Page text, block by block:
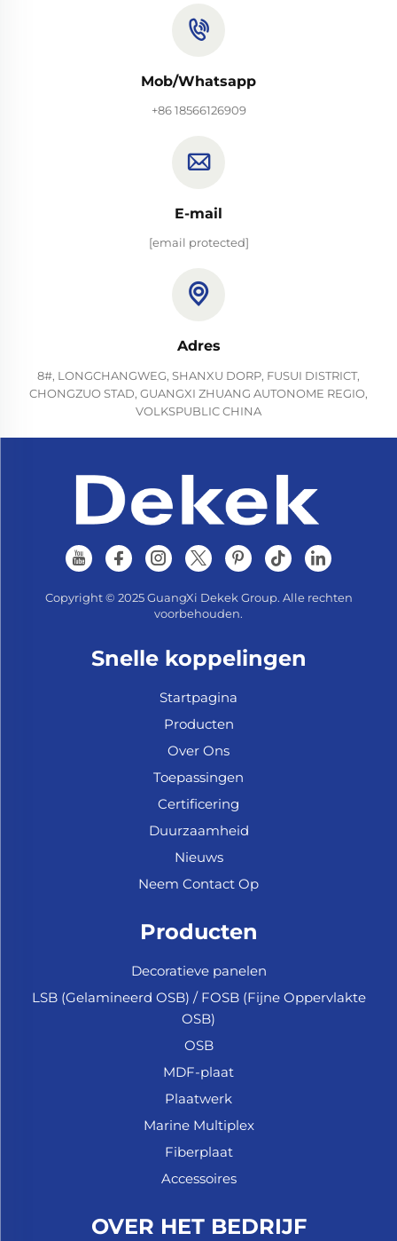
Mob/Whatsapp
+86 18566126909
E-mail
[email protected]
Adres
8#, LONGCHANGWEG, SHANXU DORP, FUSUI DISTRICT,
CHONGZUO STAD, GUANGXI ZHUANG AUTONOME REGIO,
VOLKSPUBLIC CHINA
Copyright © 2025 GuangXi Dekek Group. Alle rechten
voorbehouden.
Snelle koppelingen
Startpagina
Producten
Over Ons
Toepassingen
Certificering
Duurzaamheid
Nieuws
Neem Contact Op
Producten
Decoratieve panelen
LSB (Gelamineerd OSB) / FOSB (Fijne Oppervlakte
OSB)
OSB
MDF-plaat
Plaatwerk
Marine Multiplex
Fiberplaat
Accessoires
OVER HET BEDRIJF